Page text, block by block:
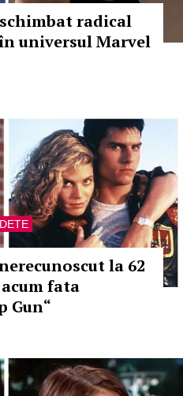
radical
universul Marvel
la 62
fata
Gun“